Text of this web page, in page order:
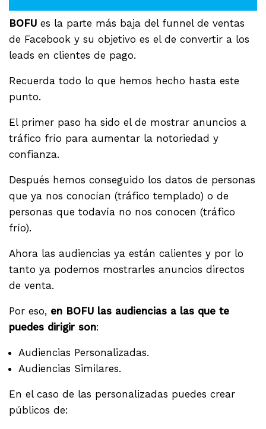
BOFU es la parte más baja del funnel de ventas
de Facebook y su objetivo es el de convertir a los
leads en clientes de pago.
Recuerda todo lo que hemos hecho hasta este
punto.
El primer paso ha sido el de mostrar anuncios a
tráfico frío para aumentar la notoriedad y
confianza.
Después hemos conseguido los datos de personas
que ya nos conocían (tráfico templado) o de
personas que todavía no nos conocen (tráfico
frío).
Ahora las audiencias ya están calientes y por lo
tanto ya podemos mostrarles anuncios directos
de venta.
Por eso, en BOFU las audiencias a las que te
puedes dirigir son:
Audiencias Personalizadas.
Audiencias Similares.
En el caso de las personalizadas puedes crear
públicos de: